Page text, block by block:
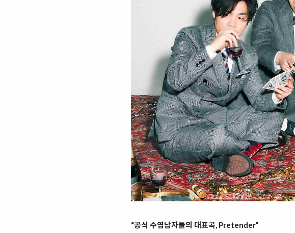
“공식 수염남자들의 대표곡, Pretender”